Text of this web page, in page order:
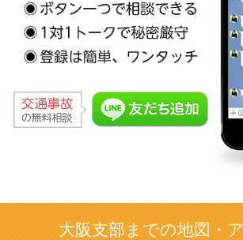
大阪支部までの地図・